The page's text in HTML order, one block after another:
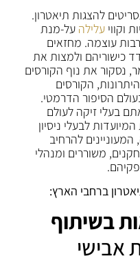
להצגות תיאטרון.
וקוויעלילה על-מנת
עוצמה. מחזאים
כישוריהם ולמצות את
נסקור את נוף הקורסים
הקורסים
הסיפור הדרמטי.
בעלי זיקה לעולם
לבעלי ניסיון
להרחיב
משוררים ומנהלי
ברחבי הארץ:
בשיתוף
אבישי